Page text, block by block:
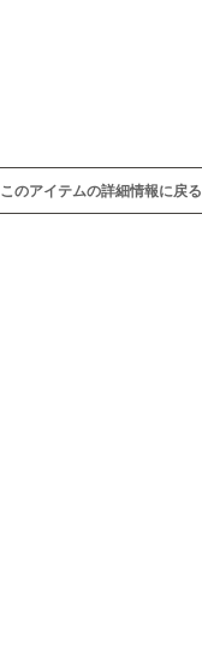
このアイテムの詳細情報に戻る